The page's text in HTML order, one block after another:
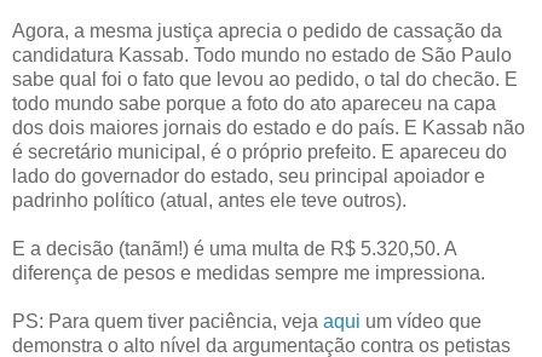
Agora, a mesma justiça aprecia o pedido de cassação da
candidatura Kassab. Todo mundo no estado de São Paulo
sabe qual foi o fato que levou ao pedido, o tal do checão. E
todo mundo sabe porque a foto do ato apareceu na capa
dos dois maiores jornais do estado e do país. E Kassab não
é secretário municipal, é o próprio prefeito. E apareceu do
lado do governador do estado, seu principal apoiador e
padrinho político (atual, antes ele teve outros).
E a decisão (tanãm!) é uma multa de R$ 5.320,50. A
diferença de pesos e medidas sempre me impressiona.
PS: Para quem tiver paciência, veja aqui um vídeo que
demonstra o alto nível da argumentação contra os petistas